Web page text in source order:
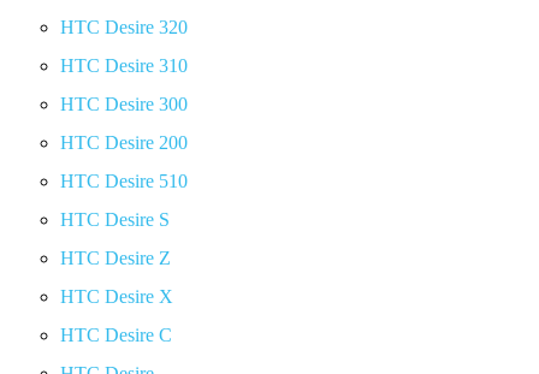
HTC Desire 320
HTC Desire 310
HTC Desire 300
HTC Desire 200
HTC Desire 510
HTC Desire S
HTC Desire Z
HTC Desire X
HTC Desire C